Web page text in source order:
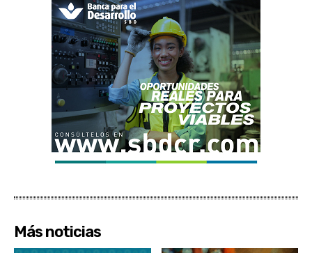
Más noticias